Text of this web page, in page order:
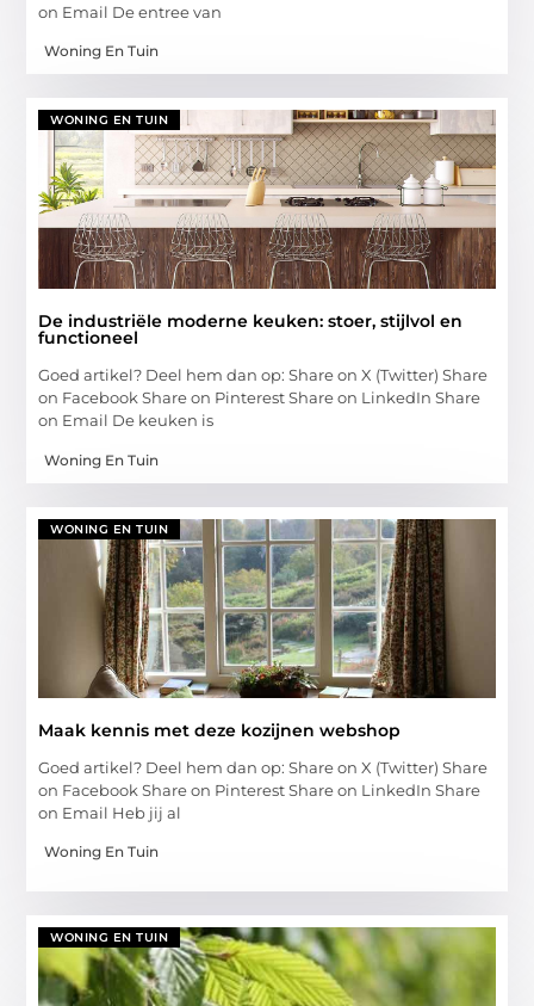
on Email De entree van
Woning En Tuin
WONING EN TUIN
De industriële moderne keuken: stoer, stijlvol en
functioneel
Goed artikel? Deel hem dan op: Share on X (Twitter) Share
on Facebook Share on Pinterest Share on LinkedIn Share
on Email De keuken is
Woning En Tuin
WONING EN TUIN
Maak kennis met deze kozijnen webshop
Goed artikel? Deel hem dan op: Share on X (Twitter) Share
on Facebook Share on Pinterest Share on LinkedIn Share
on Email Heb jij al
Woning En Tuin
WONING EN TUIN